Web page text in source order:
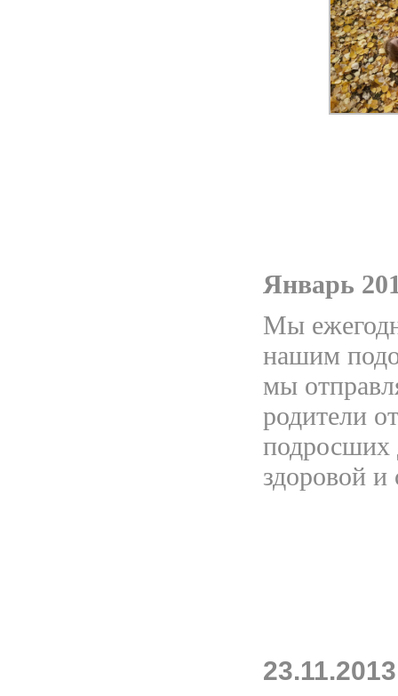
Январь
Мы
нашим
мы
родители
подросших
здоровой и
23.11.2013